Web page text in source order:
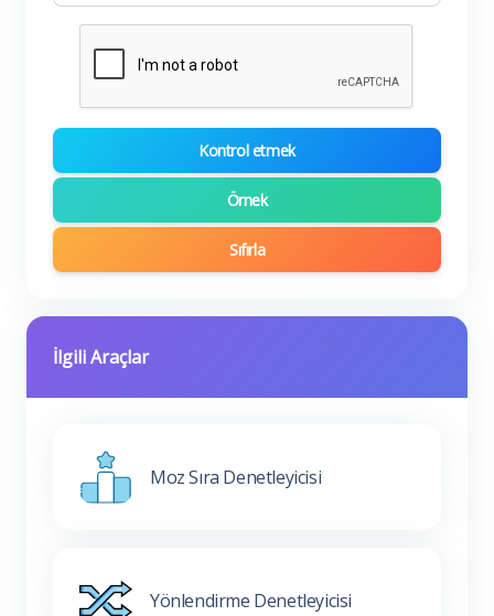
Kontrol etmek
Örnek
Sıfırla
İlgili Araçlar
Moz Sıra Denetleyicisi
Yönlendirme Denetleyicisi